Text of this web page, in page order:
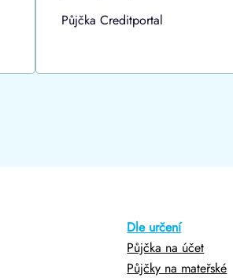
Půjčka Creditportal
Dle určení
Půjčka na účet
Půjčky na mateřské